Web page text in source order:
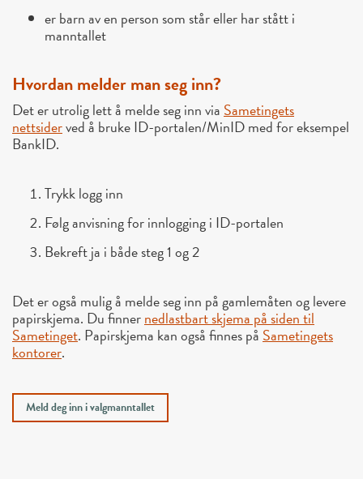
er barn av en person som står eller har stått i
manntallet
Hvordan melder man seg inn?
Det er utrolig lett å melde seg inn via Sametingets
nettsiderved å bruke ID-portalen/MinID med for eksempel
BankID.
Trykk logg inn
Følg anvisning for innlogging i ID-portalen
Bekreft ja i både steg 1 og 2
Det er også mulig å melde seg inn på gamlemåten og levere
papirskjema. Du finnernedlastbart skjema på siden til
Sametinget. Papirskjema kan også finnes på Sametingets
kontorer.
Meld deg inn i valgmanntallet